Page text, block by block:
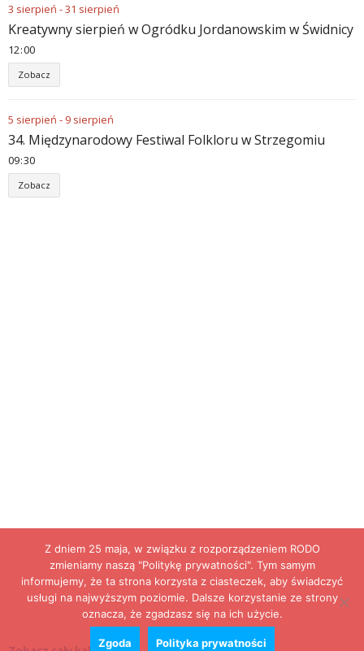
3 sierpień -31 sierpień
Kreatywny sierpień w Ogródku Jordanowskim w Świdnicy
12:00
Zobacz
5 sierpień - 9 sierpień
34. Międzynarodowy Festiwal Folkloru w Strzegomiu
09:30
Zobacz
Z dniem 25 maja, w związku z rozporządzeniem RODO
zmieniamy naszą "Politykę prywatności". Tym samym
informujemy, że ta strona korzysta z ciasteczek, aby świadczyć
usługi na najwyższym poziomie. Dalsze korzystanie ze strony
oznacza, że zgadzasz się na ich użycie.
Zgoda Polityka prywatności